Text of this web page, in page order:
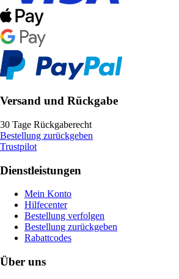
Versand und Rückgabe
30 Tage Rückgaberecht
Bestellung zurückgeben
Trustpilot
Dienstleistungen
Mein Konto
Hilfecenter
Bestellung verfolgen
Bestellung zurückgeben
Rabattcodes
Über uns